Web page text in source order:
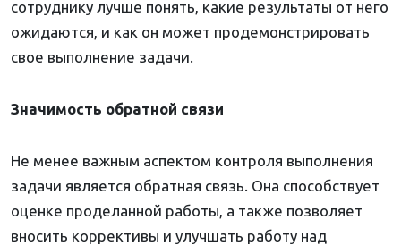
сотруднику лучше понять, какие результаты от него
ожидаются, и как он может продемонстрировать
свое выполнение задачи.
Значимость обратной связи
Не менее важным аспектом контроля выполнения
задачи является обратная связь. Она способствует
оценке проделанной работы, а также позволяет
вносить коррективы и улучшать работу над